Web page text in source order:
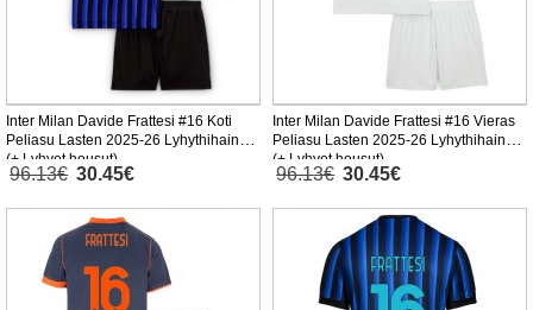
Inter Milan Davide Frattesi #16 Koti
Peliasu Lasten 2025-26 Lyhythihainen
(+ Lyhyet housut)
96.13€ 30.45€
Inter Milan Davide Frattesi #16 Vieras
Peliasu Lasten 2025-26 Lyhythihainen
(+ Lyhyet housut)
96.13€ 30.45€